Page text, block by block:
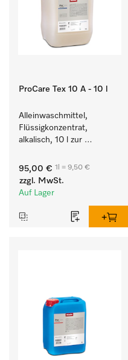
ProCare Tex 10 A - 10 l
Alleinwaschmittel,
Flüssigkonzentrat,
alkalisch, 10 l zur
und farbechter
Buntwäsche.
95,00 € 1l = 9,50 €
zzgl. MwSt.
Auf Lager